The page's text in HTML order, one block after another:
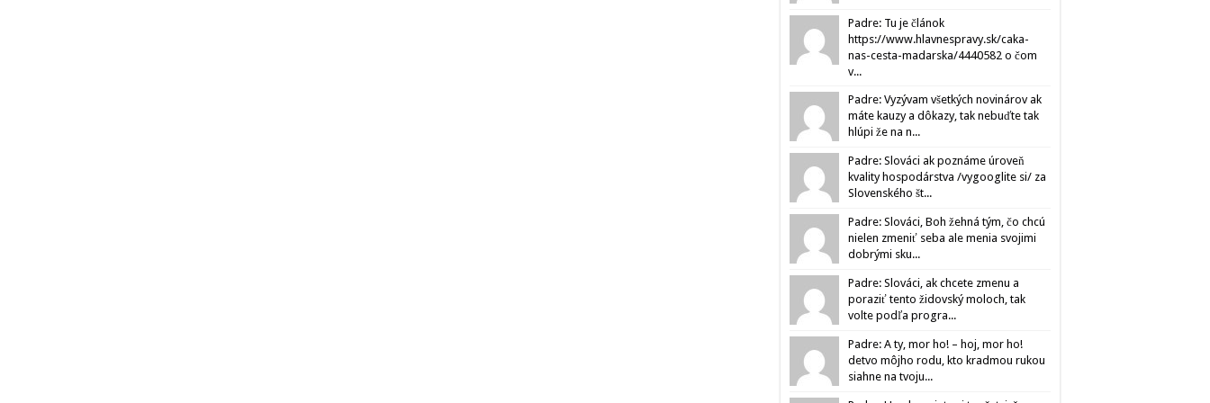
Padre: Tu je článok
https://www.hlavnespravy.sk/caka-
nas-cesta-madarska/4440582 o čom
v...
Padre: Vyzývam všetkých novinárov ak
máte kauzy a dôkazy, tak nebuďte tak
hlúpi že na n...
Padre: Slováci ak poznáme úroveň
kvality hospodárstva /vygooglite si/ za
Slovenského št...
Padre: Slováci, Boh žehná tým, čo chcú
nielen zmeniť seba ale menia svojimi
dobrými sku...
Padre: Slováci, ak chcete zmenu a
poraziť tento židovský moloch, tak
volte podľa progra...
Padre: A ty, mor ho! – hoj, mor ho!
detvo môjho rodu, kto kradmou rukou
siahne na tvoju...